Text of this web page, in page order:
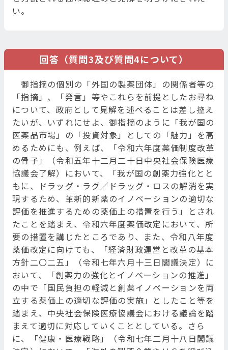
い。
回答（質問3及び質問4について）
御指摘の個別の「外国の製薬団体」の関係者等の
「指摘」、「発言」等やこれらを前提としたお尋ね
について、政府として見解を述べることは差し控え
たいが、いずれにせよ、御指摘のように「我が国の
医薬品市場」の「投資対象」としての「魅力」を高
めるためにも、例えば、「令和六年度薬価制度改革
の骨子」（令和五年十二月二十日中央社会保険医療
協議会了解）において、「我が国の創薬力強化とと
もに、ドラッグ・ラグ／ドラッグ・ロスの解消を実
現するため、革新的新薬のイノベーションの適切な
評価を推進するための薬価上の措置を行う」とされ
たことを踏まえ、令和六年度薬価改定において、所
要の措置を講じたところであり、また、令和八年度
薬価改定に向けても、「経済財政運営と改革の基本
方針二〇二五」（令和七年六月十三日閣議決定）に
おいて、「創薬力の強化とイノベーションの推進」
の中で「国民負担の軽減と創薬イノベーションを両
立する薬価上の適切な評価の実施」としたこと等を
踏まえ、中央社会保険医療協議会における議論を踏
まえて適切に対応していくこととしている。さら
に、「健康・医療戦略」（令和七年二月十八日閣議